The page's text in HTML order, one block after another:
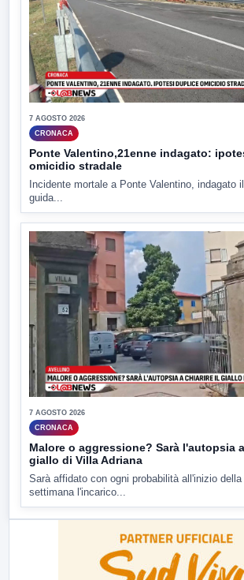
7 AGOSTO 2026
CRONACA
Ponte Valentino,21enne indagato:
omicidio stradale
Incidente mortale a Ponte Valentino, indagato
guida...
7 AGOSTO 2026
CRONACA
Malore o aggressione? Sarà l'autopsia
giallo di Villa Adriana
Sarà affidato con ogni probabilità all'inizio
settimana l'incarico...